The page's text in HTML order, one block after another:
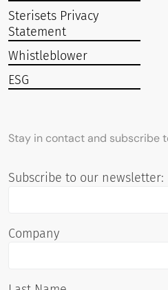
Stay in contact and subscribe
Subscribe to our newsletter:
Company
Sterisets Privacy
Statement
Whistleblower
ESG